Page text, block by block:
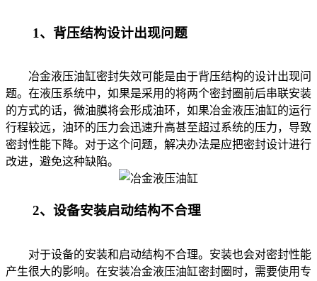
1、背压结构设计出现问题
冶金液压油缸密封失效可能是由于背压结构的设计出现问
题。在液压系统中，如果是采用的将两个密封圈前后串联安装
的方式的话，微油膜将会形成油环，如果冶金液压油缸的运行
行程较远，油环的压力会迅速升高甚至超过系统的压力，导致
密封性能下降。对于这个问题，解决办法是应把密封设计进行
改进，避免这种缺陷。
2、设备安装启动结构不合理
对于设备的安装和启动结构不合理。安装也会对密封性能
产生很大的影响。在安装冶金液压油缸密封圈时，需要使用专